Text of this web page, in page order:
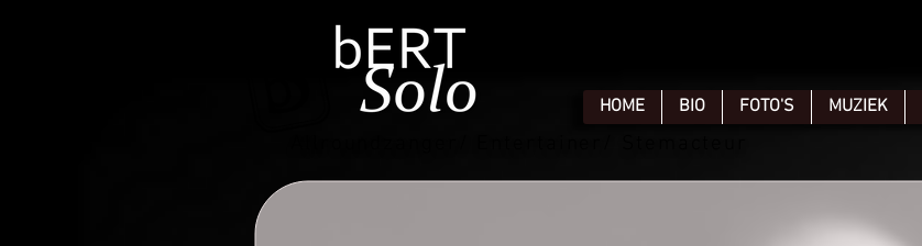
HOME BIO FOTO'S MUZIEK